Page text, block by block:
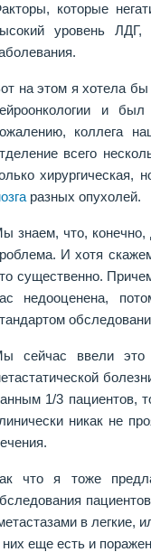
которые
уровень ЛДГ,
на этом я хотела бы
и
коллега
всего
хирургическая,
разных опухолей.
знаем, что, конечно,
И хотя
существенно.
недооценена,
сейчас ввели это
1/3 пациентов,
никак не
что я тоже
в легкие,
них еще есть и